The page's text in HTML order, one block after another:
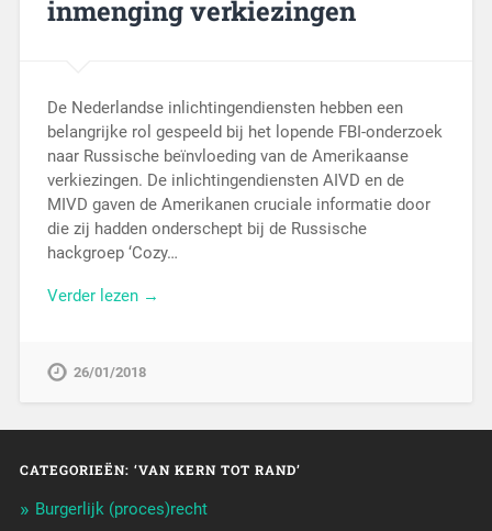
inmenging verkiezingen
De Nederlandse inlichtingendiensten hebben een
belangrijke rol gespeeld bij het lopende FBI-onderzoek
naar Russische beïnvloeding van de Amerikaanse
verkiezingen. De inlichtingendiensten AIVD en de
MIVD gaven de Amerikanen cruciale informatie door
die zij hadden onderschept bij de Russische
hackgroep ‘Cozy…
Verder lezen →
26/01/2018
CATEGORIEËN: ‘VAN KERN TOT RAND’
Burgerlijk (proces)recht